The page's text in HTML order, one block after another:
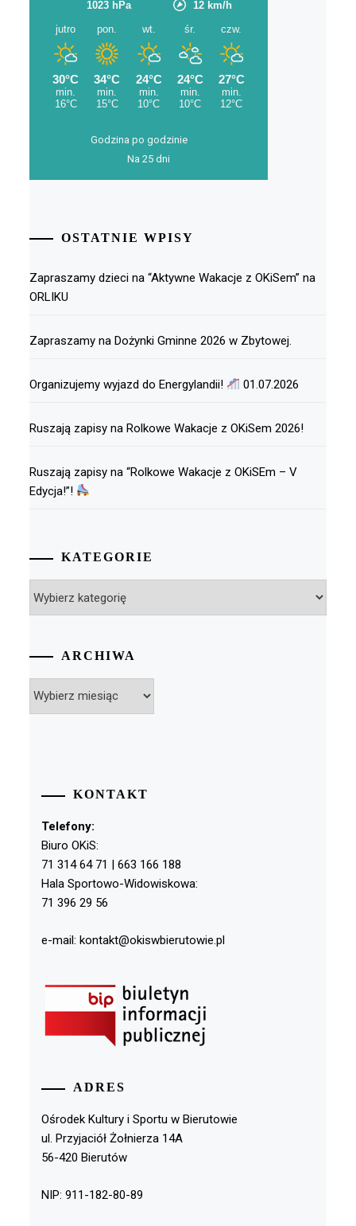
Godzina po godzinie
Na 25 dni
OSTATNIE WPISY
Zapraszamy dzieci na “Aktywne Wakacje z OKiSem” na
ORLIKU
Zapraszamy na Dożynki Gminne 2026 w Zbytowej.
Organizujemy wyjazd do Energylandii! 01.07.2026
Ruszają zapisy na Rolkowe Wakacje z OKiSem 2026!
Ruszają zapisy na “Rolkowe Wakacje z OKiSEm – V
Edycja!”!
KATEGORIE
ARCHIWA
KONTAKT
Telefony:
Biuro OKiS:
71 314 64 71 | 663 166 188
Hala Sportowo-Widowiskowa:
71 396 29 56
e-mail: kontakt@okiswbierutowie.pl
ADRES
Ośrodek Kultury i Sportu w Bierutowie
ul. Przyjaciół Żołnierza 14A
56-420 Bierutów
NIP: 911-182-80-89